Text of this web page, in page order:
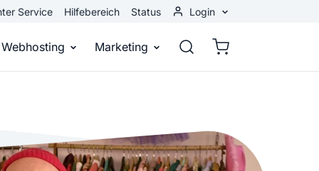
Service Hilfebereich Status Login
Kundenbereich
Webmail
Webhosting Marketing